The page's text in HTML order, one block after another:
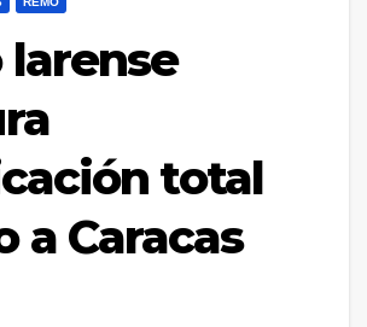
larense
total
a Caracas